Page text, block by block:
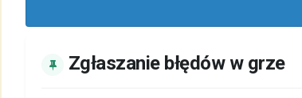
Zgłaszanie błędów w grze